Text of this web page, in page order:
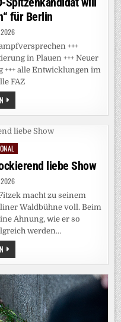
für Berlin
2026
+++
in Plauen +++ Neuer
+++ alle Entwicklungen im
FAZ
DEUTSCHLAND-
LIVEBLOG:
SPD-
SPITZENKANDIDAT
WILL
FÜR
BERLIN
liebe Show
2026
macht zu seinem
Waldbühne voll. Beim
Ahnung, wie er so
werden…
SEBASTIAN
FITZEK:
EINE
SCHOCKIEREND
LIEBE
SHOW